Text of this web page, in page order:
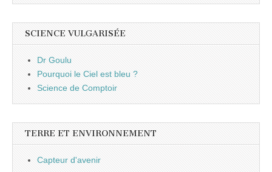
SCIENCE VULGARISÉE
Dr Goulu
Pourquoi le Ciel est bleu ?
Science de Comptoir
TERRE ET ENVIRONNEMENT
Capteur d'avenir